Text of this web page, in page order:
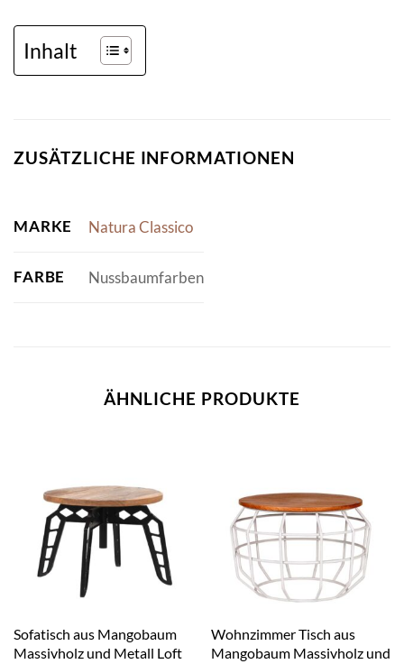
Inhalt
ZUSÄTZLICHE INFORMATIONEN
MARKE Natura Classico
FARBE Nussbaumfarben
ÄHNLICHE PRODUKTE
Sofatisch aus Mangobaum
Massivholz und Metall Loft
Wohnzimmer Tisch aus
Mangobaum Massivholz und